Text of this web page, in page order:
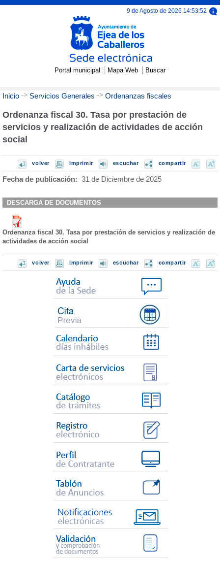
9 de Agosto de 2026 14:53:53
Portal municipal Mapa Web Buscar
Inicio -> Servicios Generales -> Ordenanzas fiscales
Ordenanza fiscal 30. Tasa por prestación de
servicios y realización de actividades de acción
social
volver imprimir escuchar compartir
Fecha de publicación: 31 de Diciembre de 2025
DESCARGA DE DOCUMENTOS
Ordenanza fiscal 30. Tasa por prestación de servicios y realización de
actividades de acción social
volver imprimir escuchar compartir